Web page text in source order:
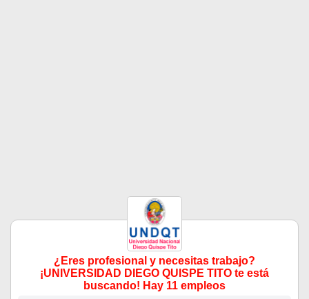
¿Eres profesional y necesitas trabajo?
¡UNIVERSIDAD DIEGO QUISPE TITO te está
buscando! Hay 11 empleos